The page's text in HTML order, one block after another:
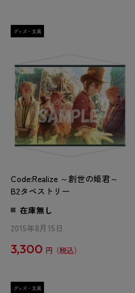
Code:Realize ～創世の姫君～
B2タペストリー
在庫無し
2015年8月15日
3,300 円